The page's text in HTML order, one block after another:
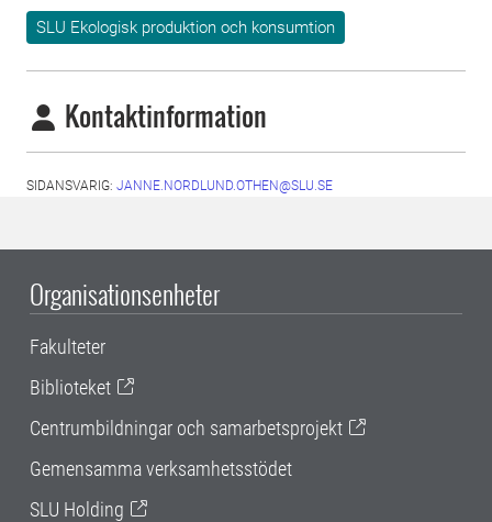
SLU Ekologisk produktion och konsumtion
Kontaktinformation
SIDANSVARIG: JANNE.NORDLUND.OTHEN@SLU.SE
Organisationsenheter
Fakulteter
Biblioteket
Centrumbildningar och samarbetsprojekt
Gemensamma verksamhetsstödet
SLU Holding